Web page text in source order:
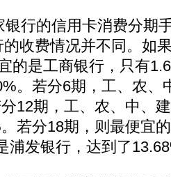
的信用卡消费分期
收费情况并不同。如
的是工商银行，只有
。若分6期，工、农、
12期，工、农、中、
若分18期，则最便宜
浦发银行，达到了